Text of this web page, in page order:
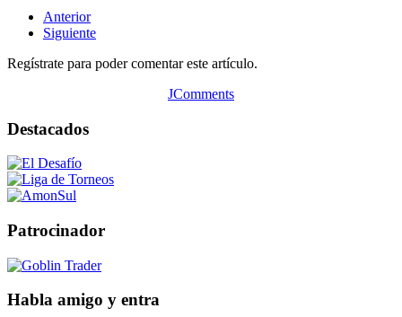
Anterior
Siguiente
Regístrate para poder comentar este artículo.
JComments
Destacados
Patrocinador
Habla amigo y entra